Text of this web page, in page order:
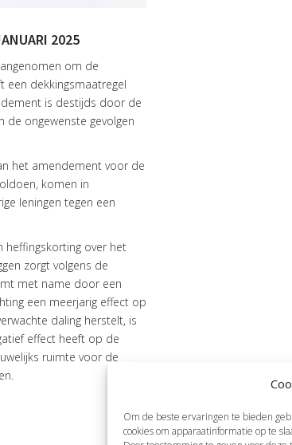
Om de beste ervaringen te bieden
cookies om apparaatinformatie op te
2025
om de
een dekkingsmaatregel
is destijds door de
de ongewenste gevolgen
het amendement voor de
komen in
leningen tegen een
heffingskorting over het
zorgt volgens de
met name door een
een meerjarig effect op
daling herstelt, is
effect heeft op de
ruimte voor de